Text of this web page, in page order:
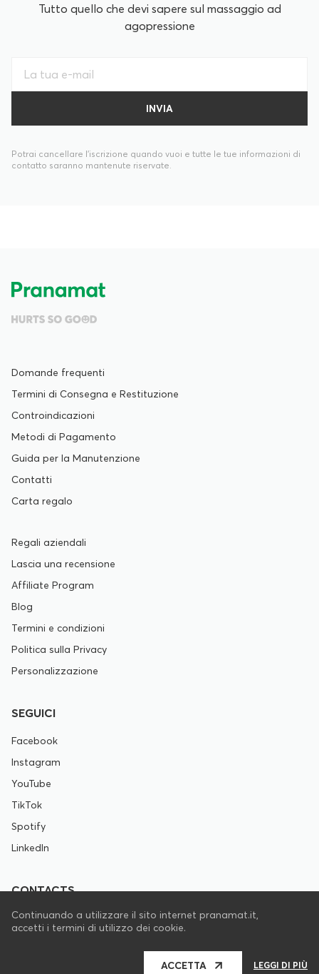
Tutto quello che devi sapere sul massaggio ad
agopressione
Potrai cancellare l’iscrizione quando vuoi e tutte le tue informazioni di
contatto saranno mantenute riservate.
Domande frequenti
Termini di Consegna e Restituzione
Controindicazioni
Metodi di Pagamento
Guida per la Manutenzione
Contatti
Carta regalo
Regali aziendali
Lascia una recensione
Affiliate Program
Blog
Termini e condizioni
Politica sulla Privacy
Personalizzazione
SEGUICI
Facebook
Instagram
YouTube
TikTok
Spotify
LinkedIn
CONTACTS
support@pranamat.it
Pranamat.it © 2009 - 2026. Tutti i diritti riservati.
Continuando a utilizzare il sito internet pranamat.it,
accetti i termini di utilizzo dei cookie.
ACCETTA LEGGI DI PIÙ